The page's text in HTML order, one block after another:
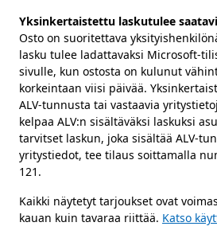
Yksinkertaistettu laskutulee
Osto on suoritettava
lasku tulee ladattavaksi Microsoft-
sivulle, kun ostosta on kulunut
korkeintaan viisi päivää.
ALV-tunnusta tai vastaavia
kelpaa ALV:n sisältäväksi laskuksi
tarvitset laskun, joka sisältää ALV-
yritystiedot, tee tilaus soittamalla
121.
Kaikki näytetyt tarjoukset ovat
kauan kuin tavaraa riittää. Katso